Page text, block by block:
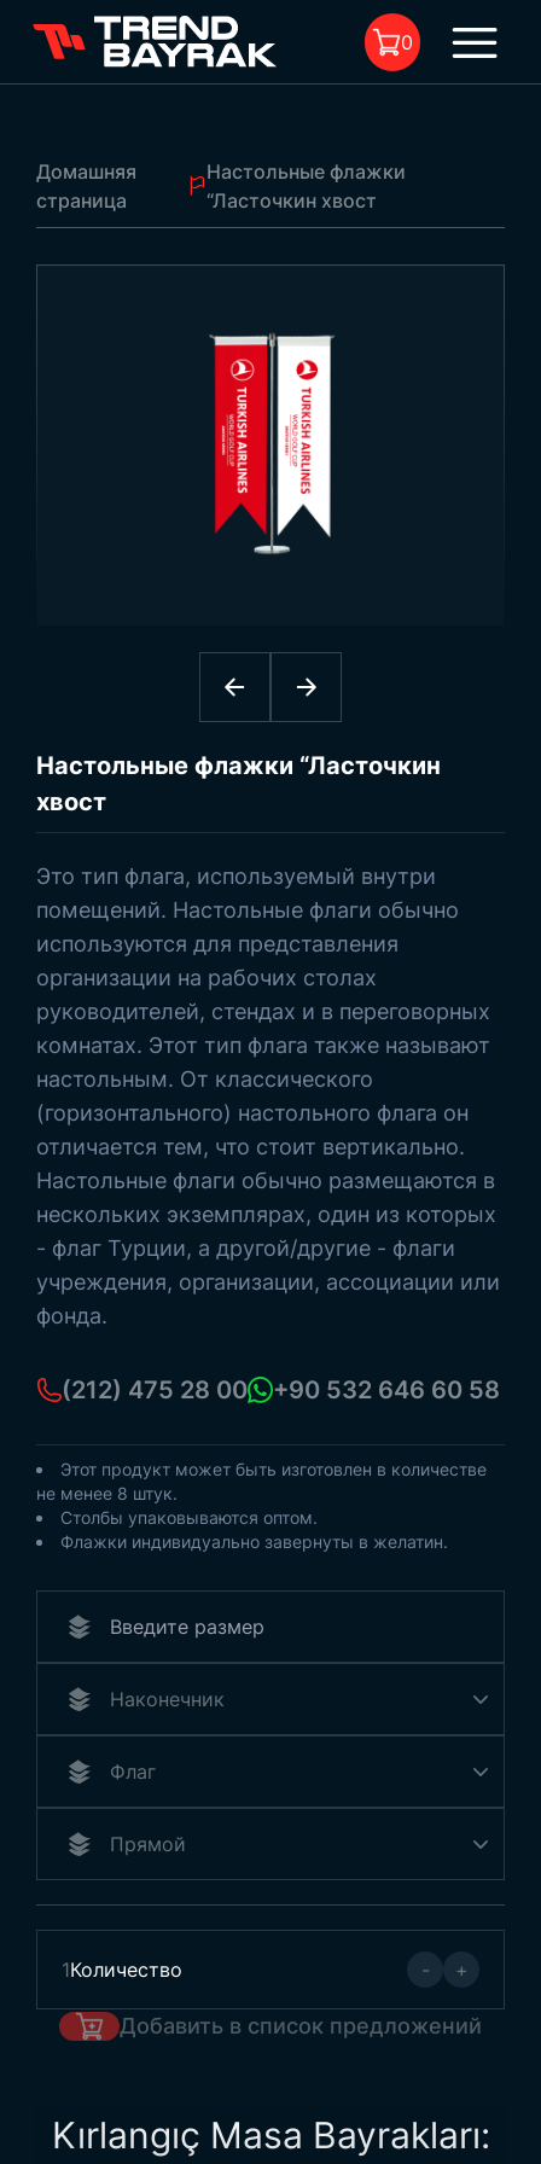
Настольные флажки “Ласточкин хвост
0
Домашняя
страница
Настольные флажки
“Ласточкин хвост
Настольные флажки “Ласточкин
хвост
Это тип флага, используемый внутри
помещений. Настольные флаги обычно
используются для представления
организации на рабочих столах
руководителей, стендах и в переговорных
комнатах. Этот тип флага также называют
настольным. От классического
(горизонтального) настольного флага он
отличается тем, что стоит вертикально.
Настольные флаги обычно размещаются в
нескольких экземплярах, один из которых
- флаг Турции, а другой/другие - флаги
учреждения, организации, ассоциации или
фонда.
(212) 475 28 00 +90 532 646 60 58
Этот продукт может быть изготовлен в количестве
не менее 8 штук.
Столбы упаковываются оптом.
Флажки индивидуально завернуты в желатин.
1Количество - +
Добавить в список предложений
Kırlangıç Masa Bayrakları:
В корзине нет товара.